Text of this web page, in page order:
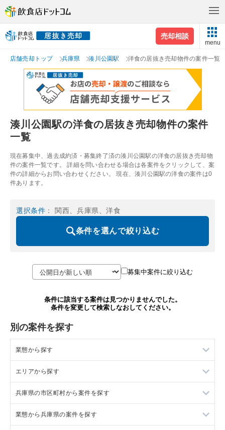
売却相談
menu
店舗売却トップ 兵庫県 湊川公園駅 洋食の居抜き売却物件の案件一覧
湊川公園駅の洋食の居抜き売却物件の案件
一覧
現在募集中、過去成約済・募集終了済の湊川公園駅の洋食の居抜き売却物
件の案件一覧です。 詳細を問い合わせる場合は各案件をクリックして、案
件の詳細からお問い合わせください。 現在、湊川公園駅の洋食の案件は0
件あります。
選択条件 ： 関西、兵庫県、洋食
条件を選んで絞り込む
募集中案件に絞り込む
条件に該当する案件は見つかりませんでした。
条件を変更して検索しなおしてください。
別の案件を探す
業態から探す
ラーメンの居抜き売却物件の案件一覧
フランス料理の居抜き売却物件の案件一覧
イタリア料理の居抜き売却物件の案件一覧
エリアから探す
東京23区の飲食店の居抜き売却物件の案件一覧
東京都下の飲食店の居抜き売却物件の案件一覧
兵庫県の市区町村から案件を探す
尼崎市の飲食店の居抜き売却物件の案件一覧
業態から兵庫県の案件を探す